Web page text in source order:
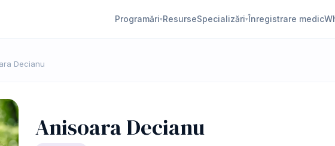
Programări▾ResurseSpecializări▾Înregistrare medic
Decianu
Anisoara Decianu